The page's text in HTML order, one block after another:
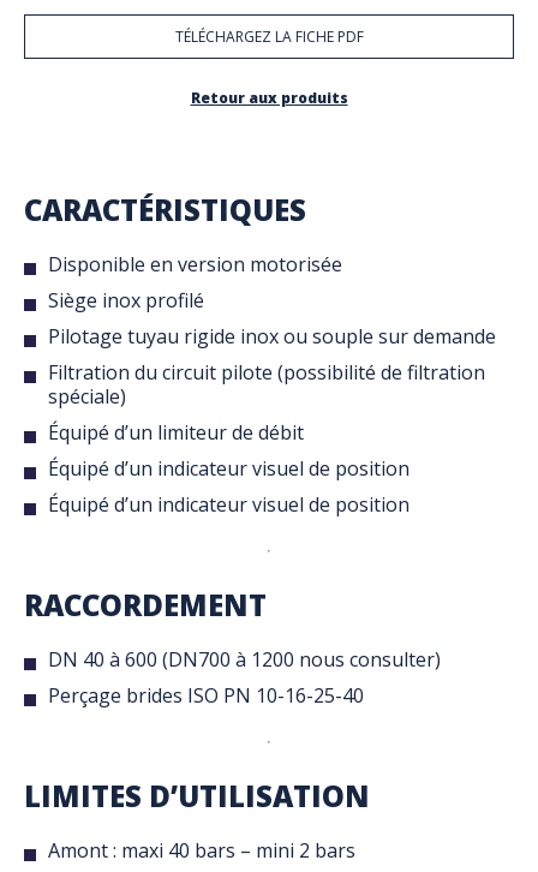
TÉLÉCHARGEZ LA FICHE PDF
Retour aux produits
CARACTÉRISTIQUES
Disponible en version motorisée
Siège inox profilé
Pilotage tuyau rigide inox ou souple sur demande
Filtration du circuit pilote (possibilité de filtration
spéciale)
Équipé d’un limiteur de débit
Équipé d’un indicateur visuel de position
Équipé d’un indicateur visuel de position
RACCORDEMENT
DN 40 à 600 (DN700 à 1200 nous consulter)
Perçage brides ISO PN 10-16-25-40
LIMITES D’UTILISATION
Amont : maxi 40 bars – mini 2 bars